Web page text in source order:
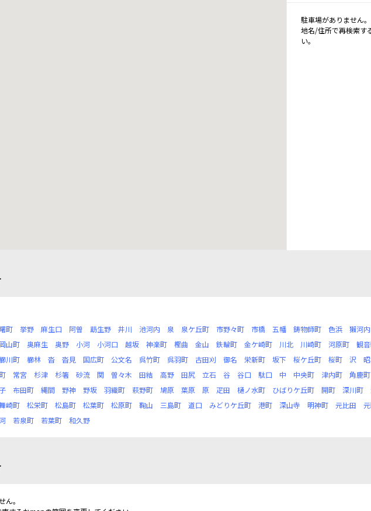
駐車場がありません。
地名/住所で再検索す
い。
町 挙野 麻生口 阿曽 莇生野 井川 池河内 泉 泉ケ丘町 市野々町 市橋 五幡 鋳物師町 色浜 獺河内
岡山町 奥麻生 奥野 小河 小河口 越坂 神楽町 樫曲 金山 鉄輪町 金ケ崎町 川北 川崎町 河原町 観
川町 櫛林 沓 沓見 国広町 公文名 呉竹町 呉羽町 古田刈 御名 栄新町 坂下 桜ケ丘町 桜町 沢
常宮 杉津 杉箸 砂流 関 曽々木 田結 高野 田尻 立石 谷 谷口 駄口 中 中央町 津内町 角鹿町
布田町 縄間 野神 野坂 羽織町 萩野町 鳩原 葉原 原 疋田 樋ノ水町 ひばりケ丘町 開町 深川町
崎町 松栄町 松島町 松葉町 松原町 鞠山 三島町 道口 みどりケ丘町 港町 深山寺 明神町 元比田
若泉町 若葉町 和久野
ん。